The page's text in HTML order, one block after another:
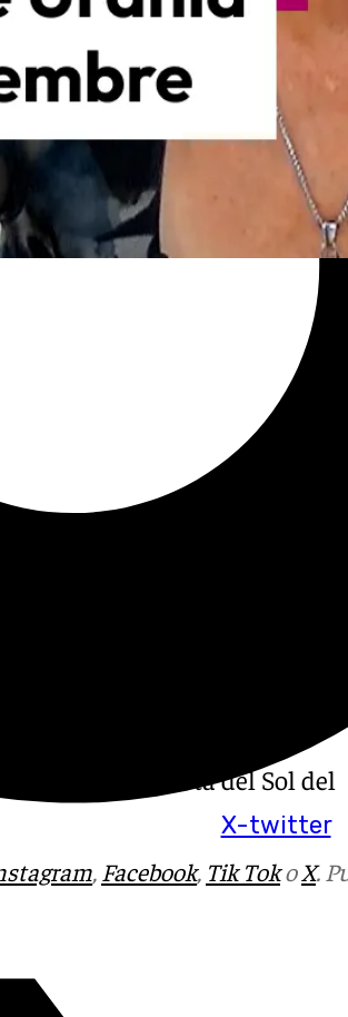
X-twitter
en 101tv Costa del Sol del
, Facebook, Tik TokoX.